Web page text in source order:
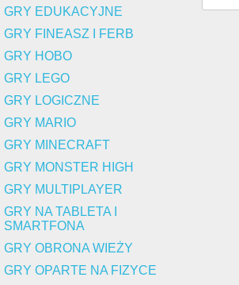
GRY EDUKACYJNE
GRY FINEASZ I FERB
GRY HOBO
GRY LEGO
GRY LOGICZNE
GRY MARIO
GRY MINECRAFT
GRY MONSTER HIGH
GRY MULTIPLAYER
GRY NA TABLETA I
SMARTFONA
GRY OBRONA WIEŻY
GRY OPARTE NA FIZYCE